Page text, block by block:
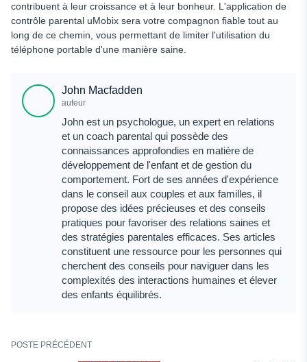
contribuent à leur croissance et à leur bonheur. L'application de
contrôle parental uMobix sera votre compagnon fiable tout au
long de ce chemin, vous permettant de limiter l'utilisation du
téléphone portable d'une manière saine.
John Macfadden
auteur
John est un psychologue, un expert en relations
et un coach parental qui possède des
connaissances approfondies en matière de
développement de l'enfant et de gestion du
comportement. Fort de ses années d'expérience
dans le conseil aux couples et aux familles, il
propose des idées précieuses et des conseils
pratiques pour favoriser des relations saines et
des stratégies parentales efficaces. Ses articles
constituent une ressource pour les personnes qui
cherchent des conseils pour naviguer dans les
complexités des interactions humaines et élever
des enfants équilibrés.
POSTE PRÉCÉDENT